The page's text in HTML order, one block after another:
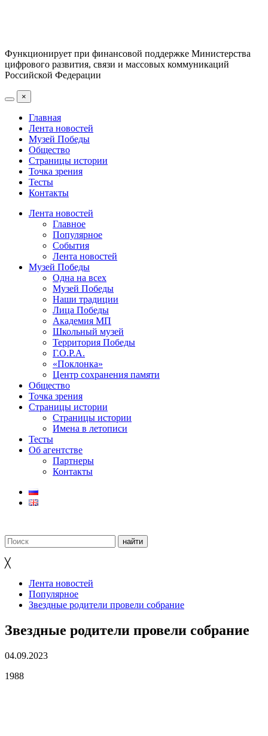
Функционирует при финансовой поддержке Министерства
цифрового развития, связи и массовых коммуникаций
Российской Федерации
×
Главная
Лента новостей
Музей Победы
Общество
Страницы истории
Точка зрения
Тесты
Контакты
Лента новостей
Главное
Популярное
События
Лента новостей
Музей Победы
Одна на всех
Музей Победы
Наши традиции
Лица Победы
Академия МП
Школьный музей
Территория Победы
Г.О.Р.А.
«Поклонка»
Центр сохранения памяти
Общество
Точка зрения
Страницы истории
Страницы истории
Имена в летописи
Тесты
Об агентстве
Партнеры
Контакты
╳
Лента новостей
Популярное
Звездные родители провели собрание
Звездные родители провели собрание
04.09.2023
1988